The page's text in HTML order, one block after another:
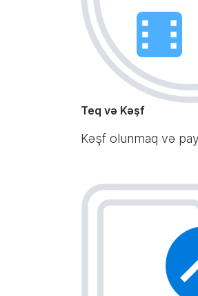
Teq və Kəşf
Kəşf olunmaq və